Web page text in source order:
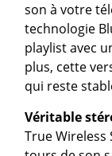
son à votre
technologie
playlist avec
plus, cette
qui reste
Véritable
True